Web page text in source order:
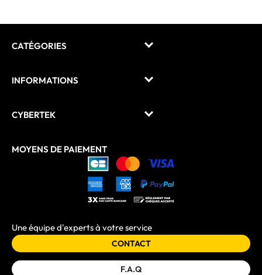
CATÉGORIES
INFORMATIONS
CYBERTEK
MOYENS DE PAIEMENT
Une équipe d'experts à votre service
CONTACT
F.A.Q